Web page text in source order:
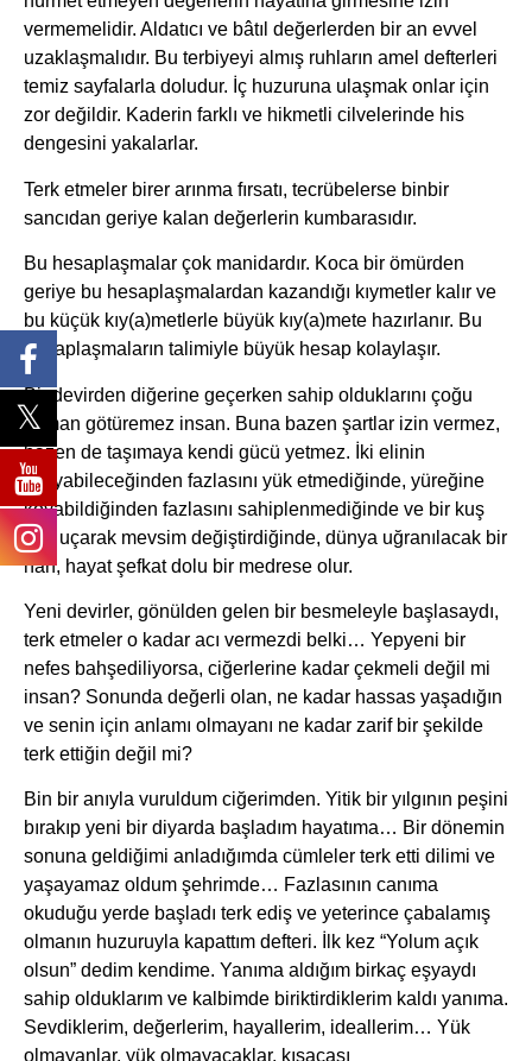
vermemelidir. Aldatıcı ve bâtıl değerlerden bir an evvel
uzaklaşmalıdır. Bu terbiyeyi almış ruhların amel defterleri
temiz sayfalarla doludur. İç huzuruna ulaşmak onlar için
zor değildir. Kaderin farklı ve hikmetli cilvelerinde his
dengesini yakalarlar.
Terk etmeler birer arınma fırsatı, tecrübelerse binbir
sancıdan geriye kalan değerlerin kumbarasıdır.
Bu hesaplaşmalar çok manidardır. Koca bir ömürden
geriye bu hesaplaşmalardan kazandığı kıymetler kalır ve
bu küçük kıy(a)metlerle büyük kıy(a)mete hazırlanır. Bu
hesaplaşmaların talimiyle büyük hesap kolaylaşır.
Bir devirden diğerine geçerken sahip olduklarını çoğu
zaman götüremez insan. Buna bazen şartlar izin vermez,
bazen de taşımaya kendi gücü yetmez. İki elinin
taşıyabileceğinden fazlasını yük etmediğinde, yüreğine
koyabildiğinden fazlasını sahiplenmediğinde ve bir kuş
gibi uçarak mevsim değiştirdiğinde, dünya uğranılacak bir
han, hayat şefkat dolu bir medrese olur.
Yeni devirler, gönülden gelen bir besmeleyle başlasaydı,
terk etmeler o kadar acı vermezdi belki… Yepyeni bir
nefes bahşediliyorsa, ciğerlerine kadar çekmeli değil mi
insan? Sonunda değerli olan, ne kadar hassas yaşadığın
ve senin için anlamı olmayanı ne kadar zarif bir şekilde
terk ettiğin değil mi?
Bin bir anıyla vuruldum ciğerimden. Yitik bir yılgının peşini
bırakıp yeni bir diyarda başladım hayatıma… Bir dönemin
sonuna geldiğimi anladığımda cümleler terk etti dilimi ve
yaşayamaz oldum şehrimde… Fazlasının canıma
okuduğu yerde başladı terk ediş ve yeterince çabalamış
olmanın huzuruyla kapattım defteri. İlk kez “Yolum açık
olsun” dedim kendime. Yanıma aldığım birkaç eşyaydı
sahip olduklarım ve kalbimde biriktirdiklerim kaldı yanıma.
Sevdiklerim, değerlerim, hayallerim, ideallerim… Yük
olmayanlar, yük olmayacaklar, kısacası